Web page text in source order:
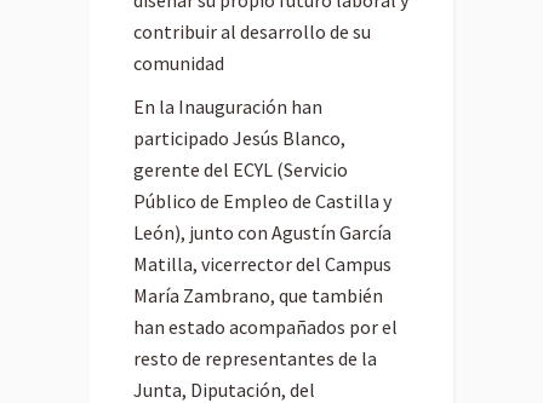
contribuir al desarrollo de su
comunidad
En la Inauguración han
participado Jesús Blanco,
gerente del ECYL (Servicio
Público de Empleo de Castilla y
León), junto con Agustín García
Matilla, vicerrector del Campus
María Zambrano, que también
han estado acompañados por el
resto de representantes de la
Junta, Diputación, del